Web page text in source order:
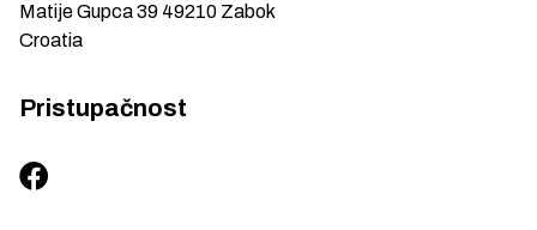
Matije Gupca 39 49210 Zabok
Croatia
Pristupačnost